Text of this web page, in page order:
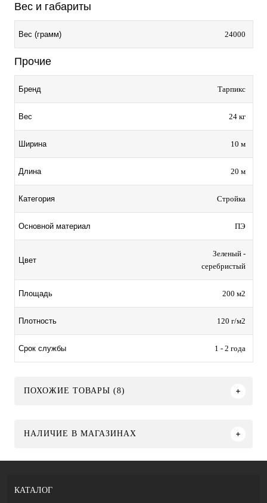
Вес и габариты
Вес (грамм) 24000
Прочие
Бренд Тарпикс
Вес 24 кг
Ширина 10 м
Длина 20 м
Категория Стройка
Основной материал ПЭ
Цвет
Зеленый -
серебристый
Площадь 200 м2
Плотность 120 г/м2
Срок службы 1 - 2 года
ПОХОЖИЕ ТОВАРЫ (8)
НАЛИЧИЕ В МАГАЗИНАХ
КАТАЛОГ